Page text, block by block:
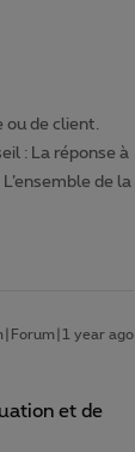
de client.
: La réponse à
de la
year ago
et de